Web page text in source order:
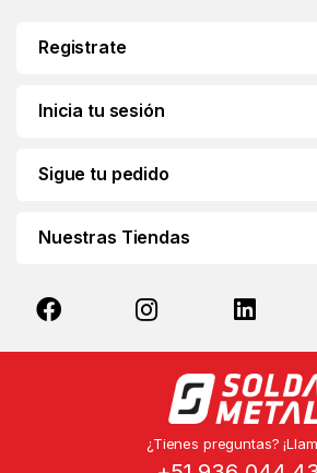
Registrate
Inicia tu sesión
Sigue tu pedido
Nuestras Tiendas
¿Tienes preguntas?